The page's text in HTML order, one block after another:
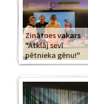
Zinātnes vakars
"Atklāj sevī
pētnieka gēnu!"